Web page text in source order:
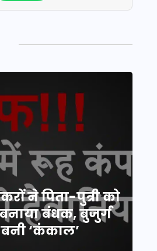
ने पिता-पुत्री को
बंधक, बुजुर्ग
‘कंकाल’